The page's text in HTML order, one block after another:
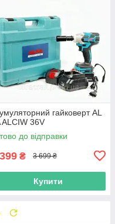
гайковерт AL
ALCIW 36V
до відправки
₴ 3 699 ₴
Купити